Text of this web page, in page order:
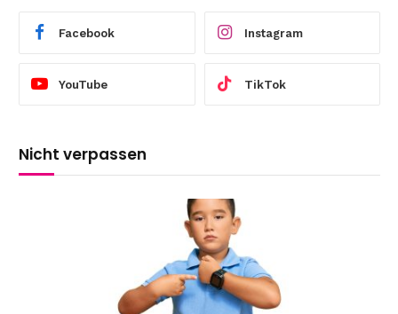
Facebook Instagram
YouTube TikTok
Nicht verpassen